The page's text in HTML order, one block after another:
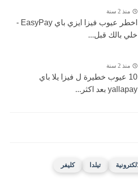
منذ 2 سنة
اخطر عيوب فيزا ايزي باي EasyPay -
خلي بالك قبل...
منذ 2 سنة
10 عيوب خطيرة ل فيزا يلا باي
yallapay بعد اكثر...
تيلدا كليفر